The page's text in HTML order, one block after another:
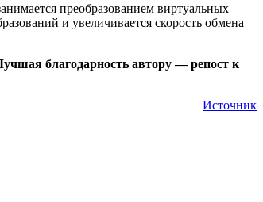
преобразованием виртуальных
и увеличивается скорость обмена
благодарность автору — репост к
Источник